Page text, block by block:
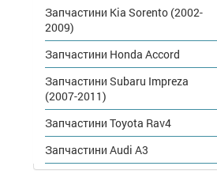
Запчастини Kia Sorento (2002-
2009)
Запчастини Honda Accord
Запчастини Subaru Impreza
(2007-2011)
Запчастини Toyota Rav4
Запчастини Audi A3